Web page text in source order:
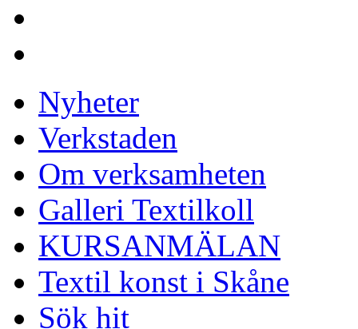
Nyheter
Verkstaden
Om verksamheten
Galleri Textilkoll
KURSANMÄLAN
Textil konst i Skåne
Sök hit